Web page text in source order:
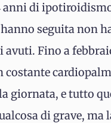
anni di
seguita non
Fino a
giornata, e tutto
di grave, ma